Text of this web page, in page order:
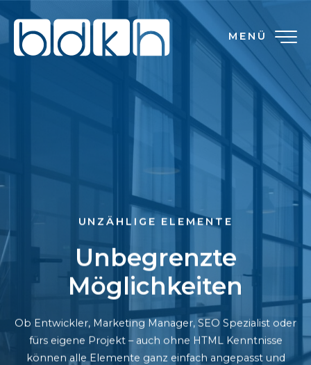
MENÜ
UNZÄHLIGE ELEMENTE
Unbegrenzte
Möglichkeiten
Ob Entwickler, Marketing Manager, SEO Spezialist oder
fürs eigene Projekt – auch ohne HTML Kenntnisse
können alle Elemente ganz einfach angepasst und